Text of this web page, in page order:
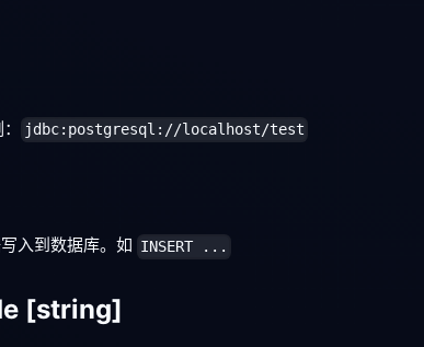
jdbc:postgresql://localhost/test
入到数据库。如 INSERT ...
[string]